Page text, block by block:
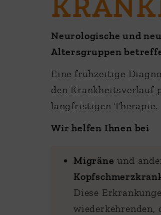
Neurologische und
Altersgruppen
Eine frühzeitige
den Krankheitsverlauf
langfristigen Therapie.
Wir helfen Ihnen bei
Migräne und
Diese
wiederkehrenden,